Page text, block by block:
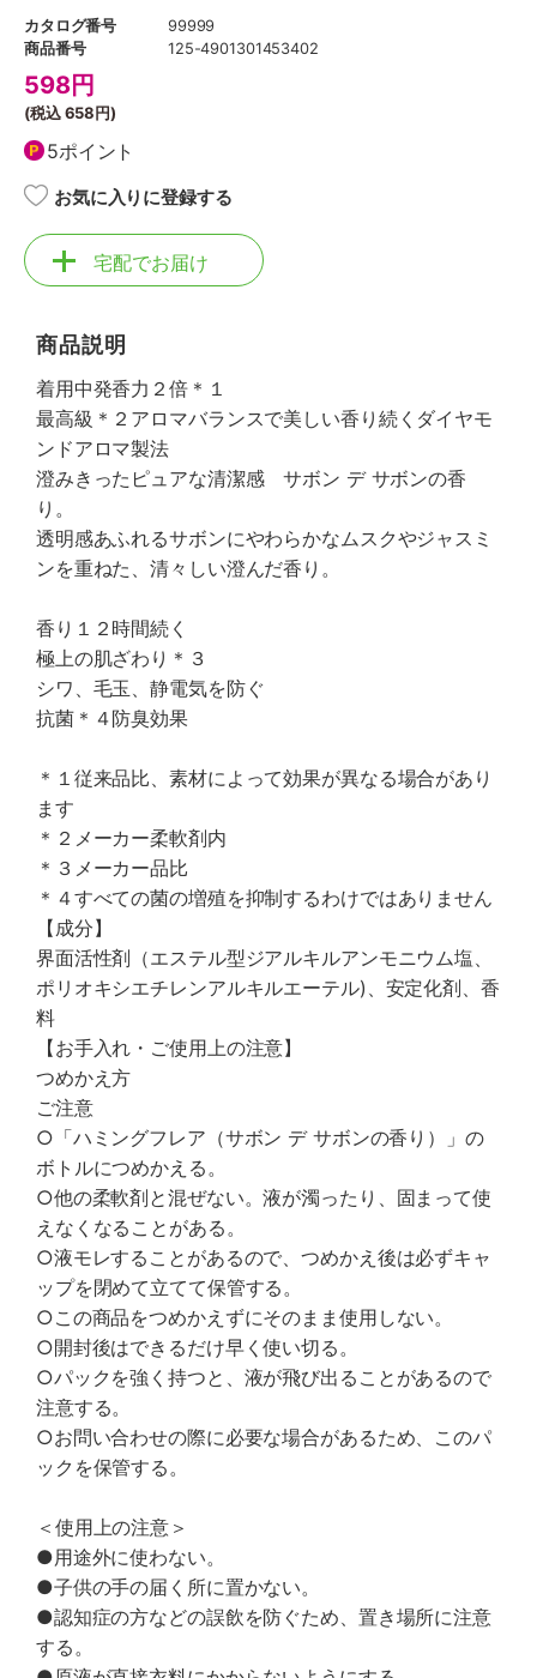
カタログ番号
99999
商品番号
125-4901301453402
598円
(税込658円)
5ポイント
お気に入りに登録する
宅配でお届け
商品説明
着用中発香力２倍＊１
最高級＊２アロマバランスで美しい香り続くダイヤモ
ンドアロマ製法
澄みきったピュアな清潔感 サボン デ サボンの香
り。
透明感あふれるサボンにやわらかなムスクやジャスミ
ンを重ねた、清々しい澄んだ香り。
香り１２時間続く
極上の肌ざわり＊３
シワ、毛玉、静電気を防ぐ
抗菌＊４防臭効果
＊１従来品比、素材によって効果が異なる場合があり
ます
＊２メーカー柔軟剤内
＊３メーカー品比
＊４すべての菌の増殖を抑制するわけではありません
【成分】
界面活性剤（エステル型ジアルキルアンモニウム塩、
ポリオキシエチレンアルキルエーテル)、安定化剤、香
料
【お手入れ・ご使用上の注意】
つめかえ方
ご注意
○「ハミングフレア（サボン デ サボンの香り）」の
ボトルにつめかえる。
○他の柔軟剤と混ぜない。液が濁ったり、固まって使
えなくなることがある。
○液モレすることがあるので、つめかえ後は必ずキャ
ップを閉めて立てて保管する。
○この商品をつめかえずにそのまま使用しない。
○開封後はできるだけ早く使い切る。
○パックを強く持つと、液が飛び出ることがあるので
注意する。
○お問い合わせの際に必要な場合があるため、このパ
ックを保管する。
＜使用上の注意＞
●用途外に使わない。
●子供の手の届く所に置かない。
●認知症の方などの誤飲を防ぐため、置き場所に注意
する。